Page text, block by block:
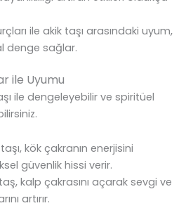
ile akik taşı arasındaki uyum,
denge sağlar.
ile Uyumu
ile dengeleyebilir ve spiritüel
kök çakranın enerjisini
güvenlik hissi verir.
kalp çakrasını açarak sevgi ve
artırır.